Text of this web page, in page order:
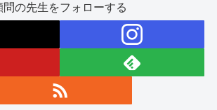
問の先生をフォローする